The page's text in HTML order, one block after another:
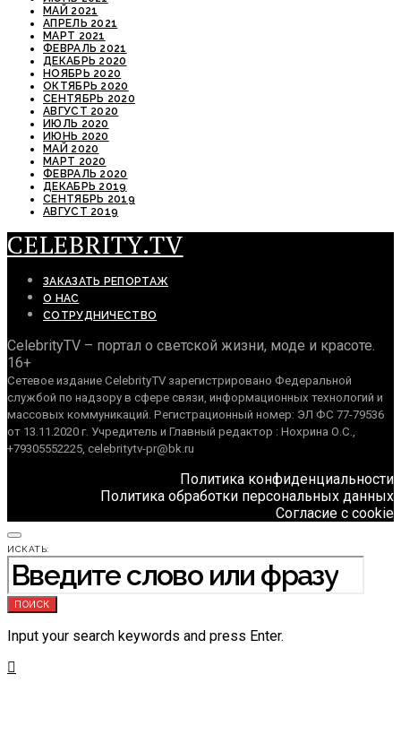
МАЙ 2021
АПРЕЛЬ 2021
МАРТ 2021
ФЕВРАЛЬ 2021
ДЕКАБРЬ 2020
НОЯБРЬ 2020
ОКТЯБРЬ 2020
СЕНТЯБРЬ 2020
АВГУСТ 2020
ИЮЛЬ 2020
ИЮНЬ 2020
МАЙ 2020
МАРТ 2020
ФЕВРАЛЬ 2020
ДЕКАБРЬ 2019
СЕНТЯБРЬ 2019
АВГУСТ 2019
CELEBRITY.TV
ЗАКАЗАТЬ РЕПОРТАЖ
О НАС
СОТРУДНИЧЕСТВО
CelebrityTV – портал о светской жизни, моде и красоте.
16+
Сетевое издание CelebrityTV зарегистрировано Федеральной
службой по надзору в сфере связи, информационных технологий и
массовых коммуникаций. Регистрационный номер: ЭЛ ФС 77-79536
от 13.11.2020 г. Учредитель и Главный редактор : Нохрина О.С.,
+79305552225, celebritytv-pr@bk.ru
Политика конфиденциальности
Политика обработки персональных данных
Согласие с cookie
ИСКАТЬ:
ПОИСК
Input your search keywords and press Enter.